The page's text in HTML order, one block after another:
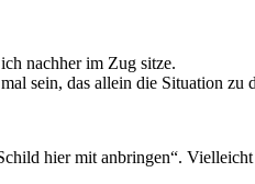
nachher im Zug sitze.
sein, das allein die Situation zu
hier mit anbringen“.